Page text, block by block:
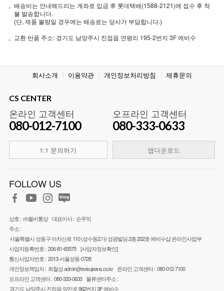
배송비는 안내해드리는 계좌로 입금 후 롯데택배(1588-2121)에 접수 후 착
불 발송합니다.
(단, 제품 불량일 경우에는 배송료는 당사가 부담합니다.)
교환 반품 주소: 경기도 남양주시 진접읍 연평리 195-2번지 3F 에비수
회사소개 이용약관 개인정보처리방침 제휴문의
CS CENTER
온라인 고객센터
080-012-7100
1:1 문의하기
오프라인 고객센터
080-333-0633
앱다운로드
FOLLOW US
상호 : ㈜월비통상 대표이사 : 손주익
주소 :
서울특별시 성동구 아차산로 110 (성수동2가) 성광빌딩 2층 202호 에비수샵 온라인사업부
사업자등록번호 : 206-81-65575 [사업자정보확인]
통신사업자번호 : 2013-서울성동-0728
개인정보책임자 : 최철성admin@evisujeans.co.kr 온라인 고객센터 : 080-012-7100
오프라인 고객센터 : 080-333-0633 물류센터주소 :
경기도 남양주시 진접읍 양진로 962번지 3F 에비수